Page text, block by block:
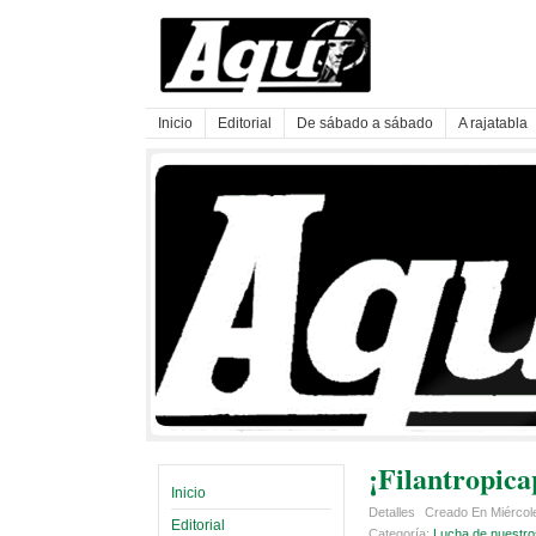
Inicio Editorial De sábado a sábado A rajatabla
Inicio
Editorial
Detalles
Creado En